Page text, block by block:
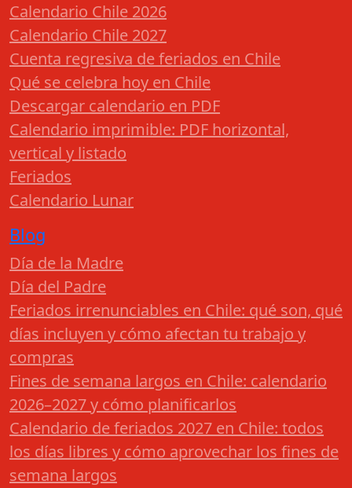
Calendario Chile 2026
Calendario Chile 2027
Cuenta regresiva de feriados en Chile
Qué se celebra hoy en Chile
Descargar calendario en PDF
Calendario imprimible: PDF horizontal,
vertical y listado
Feriados
Calendario Lunar
Blog
Día de la Madre
Día del Padre
Feriados irrenunciables en Chile: qué son, qué
días incluyen y cómo afectan tu trabajo y
compras
Fines de semana largos en Chile: calendario
2026–2027 y cómo planificarlos
Calendario de feriados 2027 en Chile: todos
los días libres y cómo aprovechar los fines de
semana largos